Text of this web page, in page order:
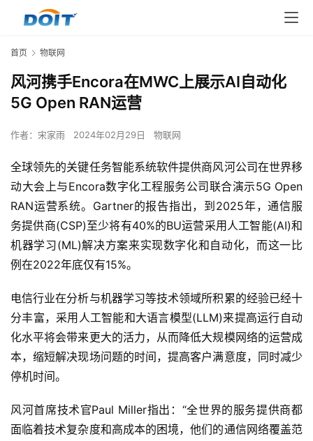
首页 物联网
风河携手Encora在MWC上展示AI自动化
5G Open RAN运营
作者： 宋家雨 2024年02月29日 物联网
全球领先的关键任务智能系统软件提供商风河公司在世界移
动大会上与Encora数字化工程服务公司联合演示5G Open
RAN运营系统。Gartner的报告指出，到2025年，通信服
务提供商(CSP)至少将有40%的BU运营采用人工智能(AI)和
机器学习(ML)解决方案来实现数字化和自动化，而这一比
例在2022年底仅有15%。
电信行业在分析与机器学习等技术领域所积累的经验已经十
分丰富，采用人工智能和大语言模型(LLM)来提高运行自动
化水平将会带来更大的活力，从而降低大规模网络的运营成
本，缩短解决现场问题的时间，提高客户满意度，同时减少
停机时间。
风河首席技术官Paul Miller指出：“全世界的服务提供商都
面临着技术复杂度和高成本的困境，他们的通信网络覆盖范